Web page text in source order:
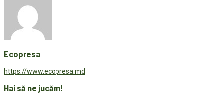
Ecopresa
https://www.ecopresa.md
Hai să ne jucăm!